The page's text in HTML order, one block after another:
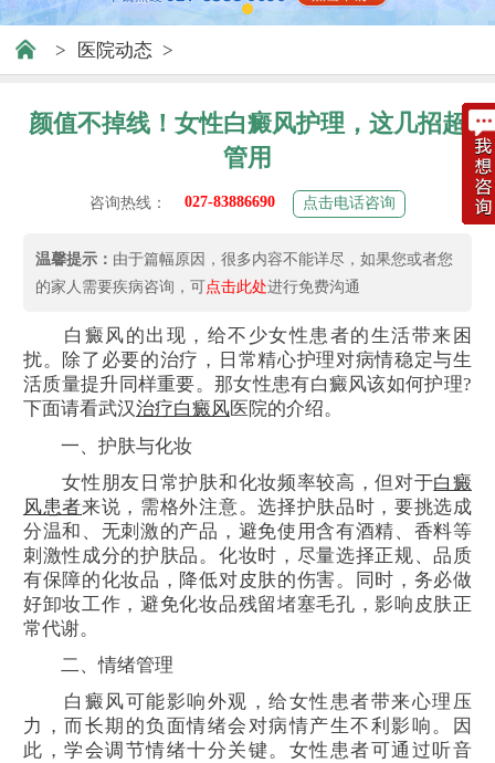
> 医院动态 >
颜值不掉线！女性白癜风护理，这几招超
管用
咨询热线： 027-83886690 点击电话咨询
温馨提示： 由于篇幅原因，很多内容不能详尽，如果您或者您
的家人需要疾病咨询，可点击此处进行免费沟通
白癜风的出现，给不少女性患者的生活带来困
扰。除了必要的治疗，日常精心护理对病情稳定与生
活质量提升同样重要。那女性患有白癜风该如何护理?
下面请看武汉治疗白癜风医院的介绍。
一、护肤与化妆
女性朋友日常护肤和化妆频率较高，但对于白癜
风患者来说，需格外注意。选择护肤品时，要挑选成
分温和、无刺激的产品，避免使用含有酒精、香料等
刺激性成分的护肤品。化妆时，尽量选择正规、品质
有保障的化妆品，降低对皮肤的伤害。同时，务必做
好卸妆工作，避免化妆品残留堵塞毛孔，影响皮肤正
常代谢。
二、情绪管理
白癜风可能影响外观，给女性患者带来心理压
力，而长期的负面情绪会对病情产生不利影响。因
此，学会调节情绪十分关键。女性患者可通过听音